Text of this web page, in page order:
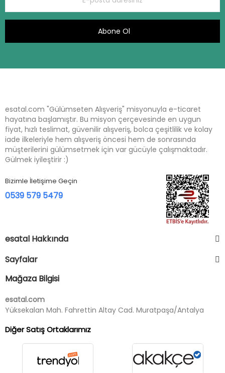
Abone Ol
esatal.com "Gülümseten Alışveriş" misyonuyla e-ticaret
hayatına başlamıştır. Bu misyon çerçevesinde en uygun
fiyat, hızlı teslimat, güvenilir alışveriş, bolca çeşitlilik ve kolay
iade ilkeleriyle hem alışveriş öncesi hem de sonrasında
müşterilerini gülümsetmek için var gücüyle çalışmaktadır.
Gülmek iyileştirir :)
Bizimle İletişime Geçin
0539 579 5479
esatal Hakkında
Sayfalar
Mağaza Bilgisi
esatal.com
Yüksekalan Mah. Fahrettin Altay Cad. Muratpaşa/Antalya
Diğer Satış Ortaklarımız